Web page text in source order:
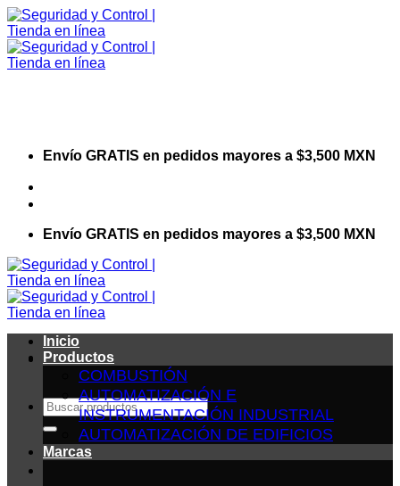
Saltar
al
contenido
Envío GRATIS en pedidos mayores a $3,500 MXN
Envío GRATIS en pedidos mayores a $3,500 MXN
Buscar
por:
Inicio
Productos
COMBUSTIÓN
AUTOMATIZACIÓN E
INSTRUMENTACIÓN INDUSTRIAL
AUTOMATIZACIÓN DE EDIFICIOS
Marcas